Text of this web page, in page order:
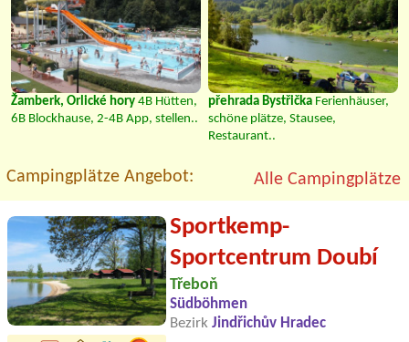
Žamberk, Orlické hory 4B Hütten,
6B Blockhause, 2-4B App, stellen..
přehrada Bystřička Ferienhäuser,
schöne plätze, Stausee,
Restaurant..
Campingplätze Angebot: Alle Campingplätze
Sportkemp-
Sportcentrum Doubí
Třeboň
Südböhmen
Bezirk Jindřichův Hradec